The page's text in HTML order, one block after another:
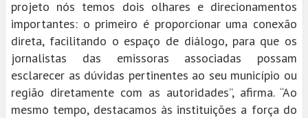
projeto nós temos dois olhares e direcionamentos
importantes: o primeiro é proporcionar uma conexão
direta, facilitando o espaço de diálogo, para que os
jornalistas das emissoras associadas possam
esclarecer as dúvidas pertinentes ao seu município ou
região diretamente com as autoridades”, afirma. “Ao
mesmo tempo, destacamos às instituições a força do